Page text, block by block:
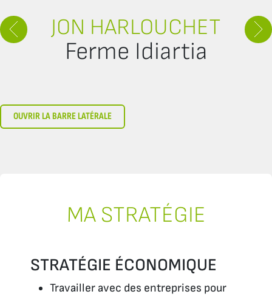
JON HARLOUCHET
Ferme Idiartia
OUVRIR LA BARRE LATÉRALE
MA STRATÉGIE
STRATÉGIE ÉCONOMIQUE
Travailler avec des entreprises pour